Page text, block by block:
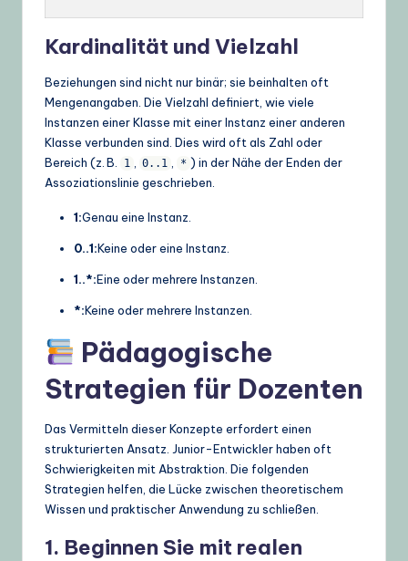
Kardinalität und Vielzahl
Beziehungen sind nicht nur binär; sie beinhalten oft
Mengenangaben. Die Vielzahl definiert, wie viele
Instanzen einer Klasse mit einer Instanz einer anderen
Klasse verbunden sind. Dies wird oft als Zahl oder
Bereich (z. B.
1 0..1 * ) in der Nähe der Enden der
Assoziationslinie geschrieben.
1:Genau eine Instanz.
0..1:Keine oder eine Instanz.
1..*:Eine oder mehrere Instanzen.
*:Keine oder mehrere Instanzen.
Pädagogische
Strategien für Dozenten
Das Vermitteln dieser Konzepte erfordert einen
strukturierten Ansatz. Junior-Entwickler haben oft
Schwierigkeiten mit Abstraktion. Die folgenden
Strategien helfen, die Lücke zwischen theoretischem
Wissen und praktischer Anwendung zu schließen.
1. Beginnen Sie mit realen